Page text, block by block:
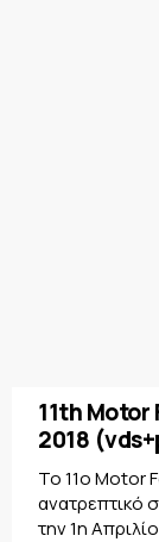
11th Motor
2018
To 11o Motor
ανατρεπτικό
την 1η